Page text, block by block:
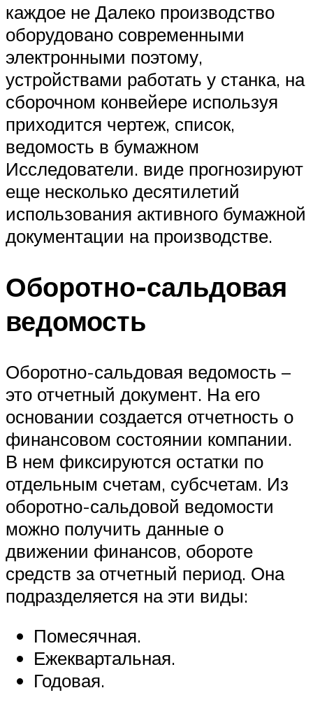
каждое не Далеко производство
оборудовано современными
электронными поэтому,
устройствами работать у станка, на
сборочном конвейере используя
приходится чертеж, список,
ведомость в бумажном
Исследователи. виде прогнозируют
еще несколько десятилетий
использования активного бумажной
документации на производстве.
Оборотно-сальдовая
ведомость
Оборотно-сальдовая ведомость –
это отчетный документ. На его
основании создается отчетность о
финансовом состоянии компании.
В нем фиксируются остатки по
отдельным счетам, субсчетам. Из
оборотно-сальдовой ведомости
можно получить данные о
движении финансов, обороте
средств за отчетный период. Она
подразделяется на эти виды:
Помесячная.
Ежеквартальная.
Годовая.